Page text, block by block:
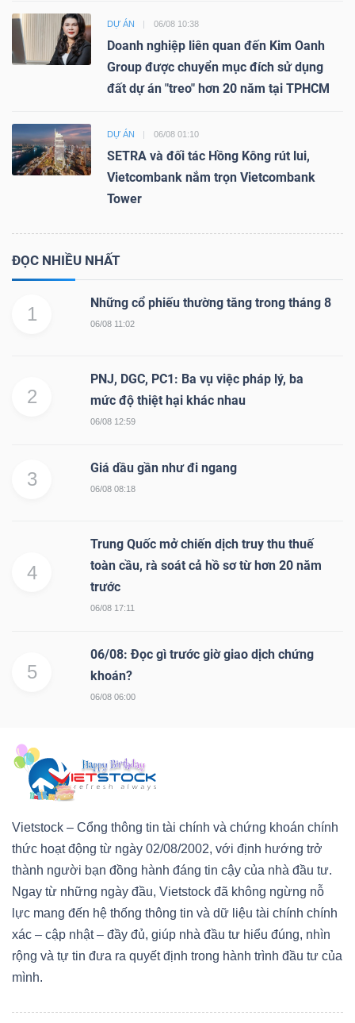
DỰ ÁN 06/08 10:38
Doanh nghiệp liên quan đến Kim Oanh
Group được chuyển mục đích sử dụng
đất dự án "treo" hơn 20 năm tại TPHCM
DỰ ÁN 06/08 01:10
SETRA và đối tác Hồng Kông rút lui,
Vietcombank nắm trọn Vietcombank
Tower
ĐỌC NHIỀU NHẤT
1
Những cổ phiếu thường tăng trong tháng 8
06/08 11:02
2
PNJ, DGC, PC1: Ba vụ việc pháp lý, ba
mức độ thiệt hại khác nhau
06/08 12:59
3
Giá dầu gần như đi ngang
06/08 08:18
4
Trung Quốc mở chiến dịch truy thu thuế
toàn cầu, rà soát cả hồ sơ từ hơn 20 năm
trước
06/08 17:11
5
06/08: Đọc gì trước giờ giao dịch chứng
khoán?
06/08 06:00
Vietstock – Cổng thông tin tài chính và chứng khoán chính
thức hoạt động từ ngày 02/08/2002, với định hướng trở
thành người bạn đồng hành đáng tin cậy của nhà đầu tư.
Ngay từ những ngày đầu, Vietstock đã không ngừng nỗ
lực mang đến hệ thống thông tin và dữ liệu tài chính chính
xác – cập nhật – đầy đủ, giúp nhà đầu tư hiểu đúng, nhìn
rộng và tự tin đưa ra quyết định trong hành trình đầu tư của
mình.